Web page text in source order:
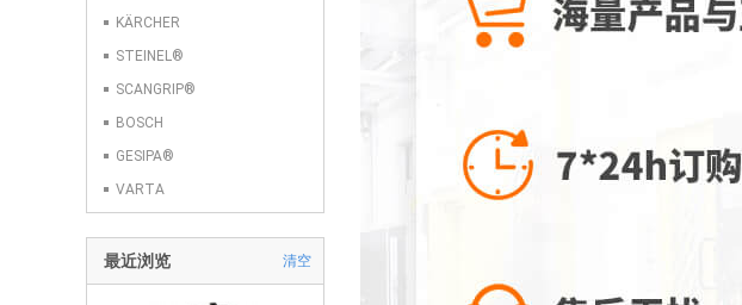
KÄRCHER
STEINEL®
SCANGRIP®
BOSCH
GESIPA®
VARTA
最近浏览 清空